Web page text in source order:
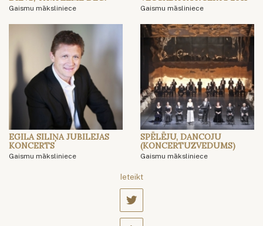
Gaismu māksliniece Gaismu māsliniece
EGILA SILIŅA JUBILEJAS
KONCERTS
Gaismu māksliniece
SPĒLĒJU, DANCOJU
(KONCERTUZVEDUMS)
Gaismu māksliniece
Ieteikt